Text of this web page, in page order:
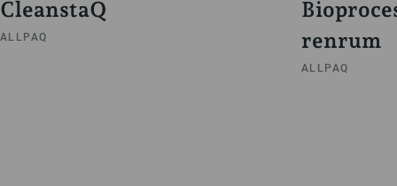
CleanstaQ
ALLPAQ
renrum
ALLPAQ